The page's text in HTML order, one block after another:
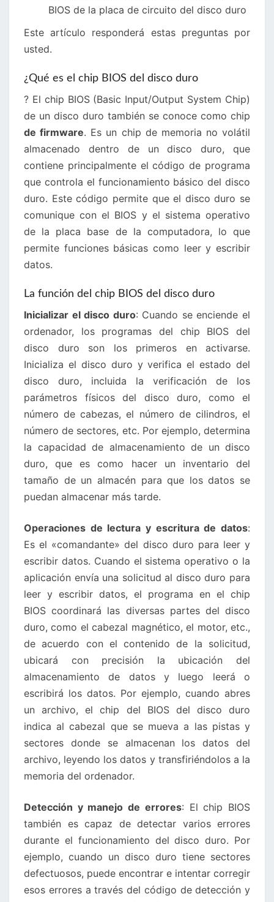
BIOS de la placa de circuito del disco duro
Este artículo responderá estas preguntas por
usted.
¿Qué es el chip BIOS del disco duro
? El chip BIOS (Basic Input/Output System Chip)
de un disco duro también se conoce como chip
de firmware. Es un chip de memoria no volátil
almacenado dentro de un disco duro, que
contiene principalmente el código de programa
que controla el funcionamiento básico del disco
duro. Este código permite que el disco duro se
comunique con el BIOS y el sistema operativo
de la placa base de la computadora, lo que
permite funciones básicas como leer y escribir
datos.
La función del chip BIOS del disco duro
Inicializar el disco duro: Cuando se enciende el
ordenador, los programas del chip BIOS del
disco duro son los primeros en activarse.
Inicializa el disco duro y verifica el estado del
disco duro, incluida la verificación de los
parámetros físicos del disco duro, como el
número de cabezas, el número de cilindros, el
número de sectores, etc. Por ejemplo, determina
la capacidad de almacenamiento de un disco
duro, que es como hacer un inventario del
tamaño de un almacén para que los datos se
puedan almacenar más tarde.
Operaciones de lectura y escritura de datos:
Es el «comandante» del disco duro para leer y
escribir datos. Cuando el sistema operativo o la
aplicación envía una solicitud al disco duro para
leer y escribir datos, el programa en el chip
BIOS coordinará las diversas partes del disco
duro, como el cabezal magnético, el motor, etc.,
de acuerdo con el contenido de la solicitud,
ubicará con precisión la ubicación del
almacenamiento de datos y luego leerá o
escribirá los datos. Por ejemplo, cuando abres
un archivo, el chip del BIOS del disco duro
indica al cabezal que se mueva a las pistas y
sectores donde se almacenan los datos del
archivo, leyendo los datos y transfiriéndolos a la
memoria del ordenador.
Detección y manejo de errores: El chip BIOS
también es capaz de detectar varios errores
durante el funcionamiento del disco duro. Por
ejemplo, cuando un disco duro tiene sectores
defectuosos, puede encontrar e intentar corregir
esos errores a través del código de detección y